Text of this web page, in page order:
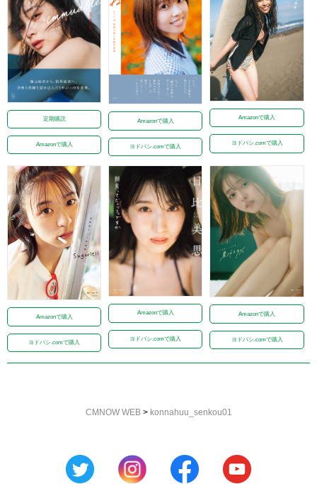
定期購読
Amazonで購入
Amazonで購入
ヨドバシ.comで購入
Amazonで購入
ヨドバシ.comで購入
Amazonで購入
ヨドバシ.comで購入
Amazonで購入
ヨドバシ.comで購入
Amazonで購入
ヨドバシ.comで購入
CMNOW WEB> konnahuu_senkou01